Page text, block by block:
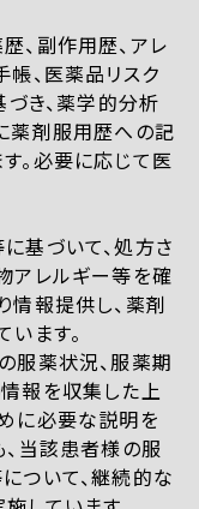
、副作用歴、アレ
、医薬品リスク
づき、薬学的分析
薬剤服用歴への記
。必要に応じて医
基づいて、処方さ
アレルギー等を確
情報提供し、薬剤
ます。
服薬状況、服薬期
報を収集した上
に必要な説明を
当該患者様の服
ついて、継続的な